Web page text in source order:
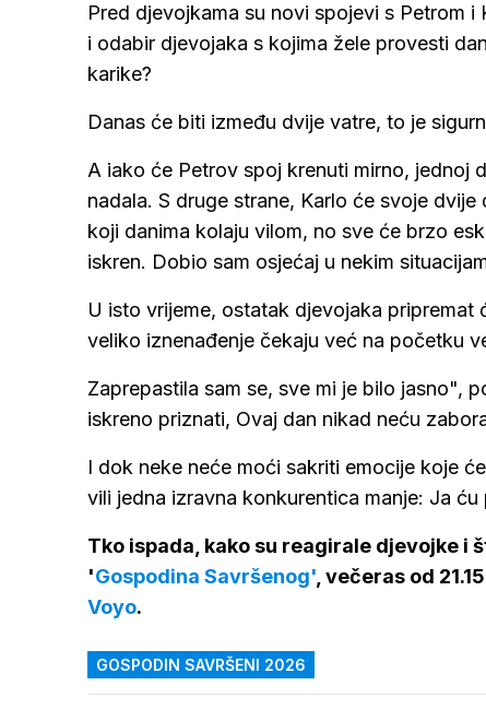
Pred djevojkama su novi spojevi s Petrom
i odabir djevojaka s kojima žele provesti
karike?
Danas će biti između dvije vatre, to je
A iako će Petrov spoj krenuti mirno, jednoj
nadala. S druge strane, Karlo će svoje
koji danima kolaju vilom, no sve će brzo
iskren. Dobio sam osjećaj u nekim
U isto vrijeme, ostatak djevojaka
veliko iznenađenje čekaju već na početku
Zaprepastila sam se, sve mi je bilo jasno",
iskreno priznati, Ovaj dan nikad neću
I dok neke neće moći sakriti emocije koje
vili jedna izravna konkurentica manje: Ja
Tko ispada, kako su reagirale djevojke i
'Gospodina Savršenog', večeras od
Voyo.
GOSPODIN SAVRŠENI 2026